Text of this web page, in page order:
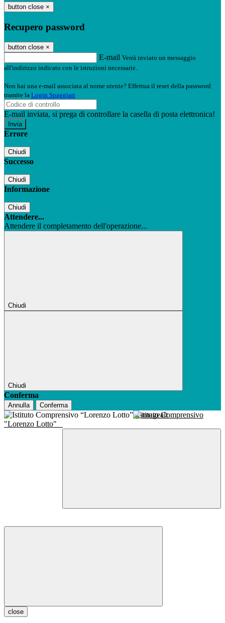
button close ×
Recupero password
button close ×
E-mail Verrà inviato un messaggio
all'indirizzo indicato con le istruzioni necessarie.
Non hai una e-mail associata al nome utente? Effettua il reset della password
tramite la Login Spaggiari
E-mail inviata, si prega di controllare la casella di posta elettronica!
Errore
Chiudi
Successo
Chiudi
Informazione
Chiudi
Attendere...
Attendere il completamento dell'operazione...
Chiudi
Chiudi
Conferma
Annulla Conferma
Istituto Comprensivo
"Lorenzo Lotto"
close